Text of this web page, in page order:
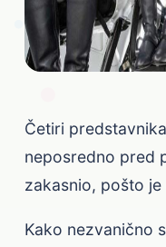
Četiri
neposredno pred
zakasnio, pošto
Kako nezvanično